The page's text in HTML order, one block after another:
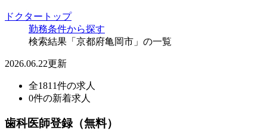
ドクタートップ
勤務条件から探す
検索結果「京都府亀岡市」の一覧
2026.06.22更新
全1811件の求人
0件の新着求人
歯科医師登録（無料）